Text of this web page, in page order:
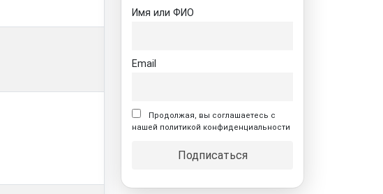
Имя или ФИО
Email
Продолжая, вы соглашаетесь с
нашей политикой конфиденциальности